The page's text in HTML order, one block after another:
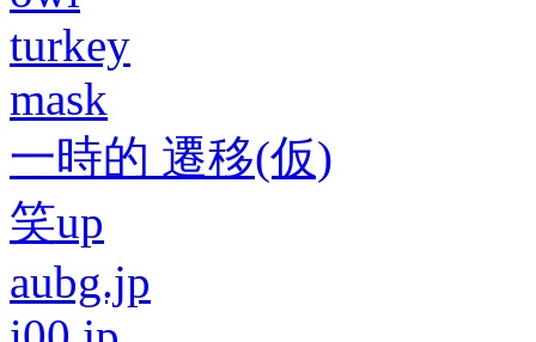
turkey
mask
一時的 遷移(仮)
笑up
aubg.jp